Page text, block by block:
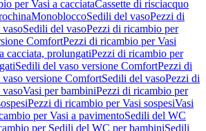
per Vasi a cacciataCassette di risciacquo
MonobloccoSedili del vasoPezzi di
Sedili del vasoPezzi di ricambio per
ComfortPezzi di ricambio per Vasi
cacciata, prolungatiPezzi di ricambio per
Sedili del vaso versione ComfortPezzi di
versione ComfortSedili del vasoPezzi di
Vasi per bambiniPezzi di ricambio per
Pezzi di ricambio per Vasi sospesiVasi
per Vasi a pavimentoSedili del WC
per Sedili del WC per bambiniSedili